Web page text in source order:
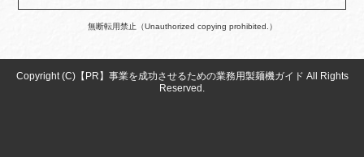
無断転用禁止（Unauthorized copying prohibited.）
Copyright (C)【PR】 事業を成功させるための業務用製麺機ガイド All Rights
Reserved.